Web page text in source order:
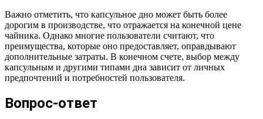
Важно отметить, что капсульное дно может быть более
дорогим в производстве, что отражается на конечной цене
чайника. Однако многие пользователи считают, что
преимущества, которые оно предоставляет, оправдывают
дополнительные затраты. В конечном счете, выбор между
капсульным и другими типами дна зависит от личных
предпочтений и потребностей пользователя.
Вопрос-ответ